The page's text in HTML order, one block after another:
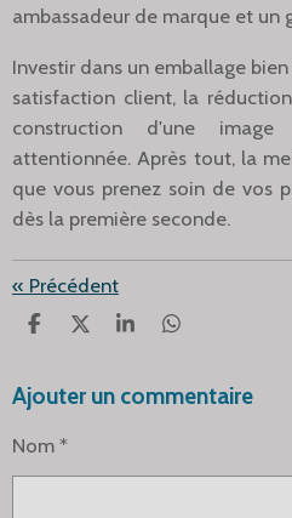
ambassadeur de marque et un
Investir dans un emballage
satisfaction client, la
construction d'une
attentionnée. Après tout, la
que vous prenez soin de vos
dès la première seconde.
« Précédent
P
T
E
R
P
T
R
P
T
R
P
T
R
Ajouter un commentaire
Nom *